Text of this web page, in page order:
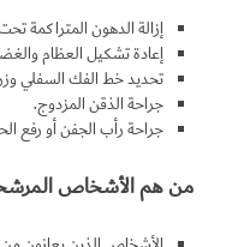
إزالة الدهون المتراكمة
إعادة تشكيل العظام
تحديد خط الفك السفلي
جراحة الذقن المزدوج.
جراحة رأب الجفن أو رفع
من هم الأشخاص